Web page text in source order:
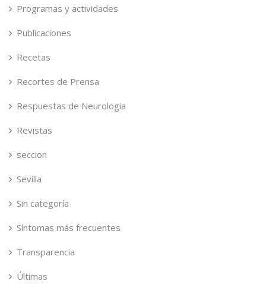
Programas y actividades
Publicaciones
Recetas
Recortes de Prensa
Respuestas de Neurologia
Revistas
seccion
Sevilla
Sin categoría
Síntomas más frecuentes
Transparencia
Últimas